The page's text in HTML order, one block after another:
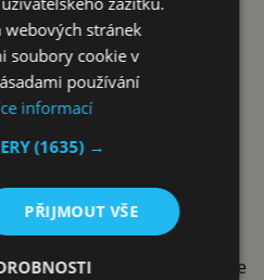
9 SPARK
stranou bude k dispozici ve
webových stránek
soubory cookie v
používání
informací
(1635) →
PŘIJMOUT VŠE